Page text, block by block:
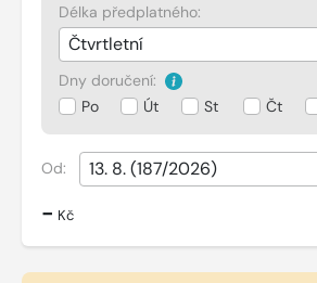
Délka předplatného:
Dny doručení:
Po
Út St Čt
Od:
- Kč